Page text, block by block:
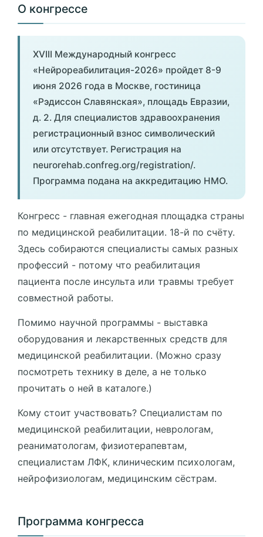
О конгрессе
XVIII Международный конгресс
«Нейрореабилитация-2026» пройдет 8-9
июня 2026 года в Москве, гостиница
«Рэдиссон Славянская», площадь Евразии,
д. 2. Для специалистов здравоохранения
регистрационный взнос символический
или отсутствует. Регистрация на
neurorehab.confreg.org/registration/.
Программа подана на аккредитацию НМО.
Конгресс - главная ежегодная площадка страны
по медицинской реабилитации. 18-й по счёту.
Здесь собираются специалисты самых разных
профессий - потому что реабилитация
пациента после инсульта или травмы требует
совместной работы.
Помимо научной программы - выставка
оборудования и лекарственных средств для
медицинской реабилитации. (Можно сразу
посмотреть технику в деле, а не только
прочитать о ней в каталоге.)
Кому стоит участвовать? Специалистам по
медицинской реабилитации, неврологам,
реаниматологам, физиотерапевтам,
специалистам ЛФК, клиническим психологам,
нейрофизиологам, медицинским сёстрам.
Программа конгресса